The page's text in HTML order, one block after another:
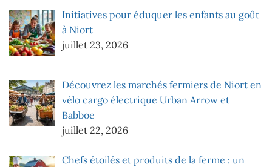
Initiatives pour éduquer les enfants au goût
à Niort
juillet 23, 2026
Découvrez les marchés fermiers de Niort en
vélo cargo électrique Urban Arrow et
Babboe
juillet 22, 2026
Chefs étoilés et produits de la ferme : un